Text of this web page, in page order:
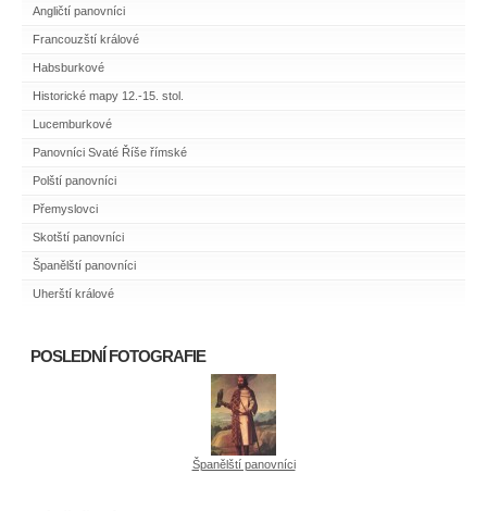
Angličtí panovníci
Francouzští králové
Habsburkové
Historické mapy 12.-15. stol.
Lucemburkové
Panovníci Svaté Říše římské
Polští panovníci
Přemyslovci
Skotští panovníci
Španělští panovníci
Uherští králové
POSLEDNÍ FOTOGRAFIE
Španělští panovníci